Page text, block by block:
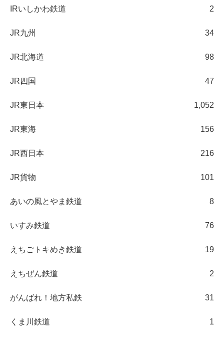
IRいしかわ鉄道 2
JR九州 34
JR北海道 98
JR四国 47
JR東日本 1,052
JR東海 156
JR西日本 216
JR貨物 101
あいの風とやま鉄道 8
いすみ鉄道 76
えちごトキめき鉄道 19
えちぜん鉄道 2
がんばれ！地方私鉄 31
くま川鉄道 1